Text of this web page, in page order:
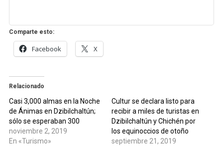
Comparte esto:
Facebook X
Relacionado
Casi 3,000 almas en la Noche
de Ánimas en Dzibilchaltún;
sólo se esperaban 300
noviembre 2, 2019
En «Turismo»
Cultur se declara listo para
recibir a miles de turistas en
Dzibilchaltún y Chichén por
los equinoccios de otoño
septiembre 21, 2019